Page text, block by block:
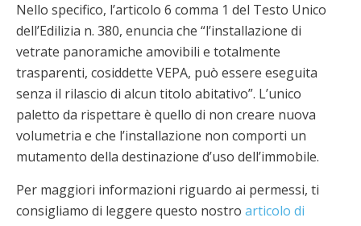
Nello specifico, l’articolo 6 comma 1 del Testo Unico
dell’Edilizia n. 380, enuncia che “l’installazione di
vetrate panoramiche amovibili e totalmente
trasparenti, cosiddette VEPA, può essere eseguita
senza il rilascio di alcun titolo abitativo”. L’unico
paletto da rispettare è quello di non creare nuova
volumetria e che l’installazione non comporti un
mutamento della destinazione d’uso dell’immobile.
Per maggiori informazioni riguardo ai permessi, ti
consigliamo di leggere questo nostro articolo di